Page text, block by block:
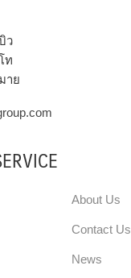
ว
ท
าย
About Us
Contact Us
News